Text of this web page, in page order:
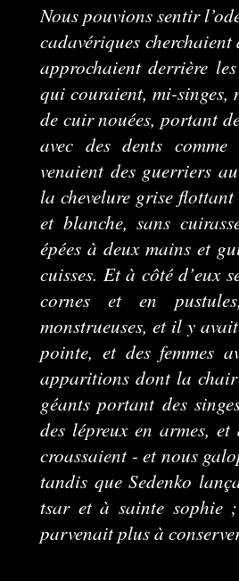
Nous pouvions sentir
cadavériques
approchaient derrière
qui couraient, mi-singes,
de cuir nouées, portant
avec des dents
venaient des guerriers
la chevelure grise
et blanche, sans
épées à deux mains et
cuisses. Et à côté d’eux
cornes et en
monstrueuses, et il y
pointe, et des femmes
apparitions dont la
géants portant des
des lépreux en armes, et
croassaient - et nous
tandis que Sedenko
tsar et à sainte sophie
parvenait plus à